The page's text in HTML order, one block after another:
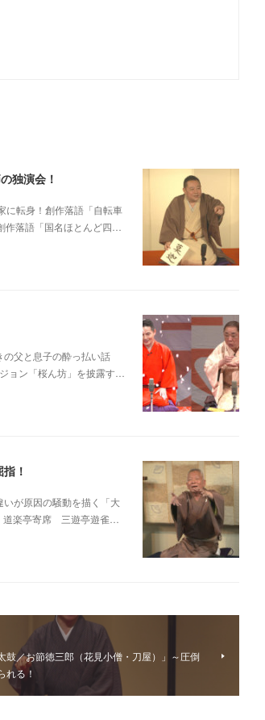
独演会！
転身！創作落語「自転車
落語「国名ほとんど四…
父と息子の酔っ払い話
ョン「桜ん坊」を披露す…
！
が原因の騒動を描く「大
道楽亭寄席 三遊亭遊雀…
鼓／お節徳三郎（花見小僧・刀屋）」～圧倒
れる！